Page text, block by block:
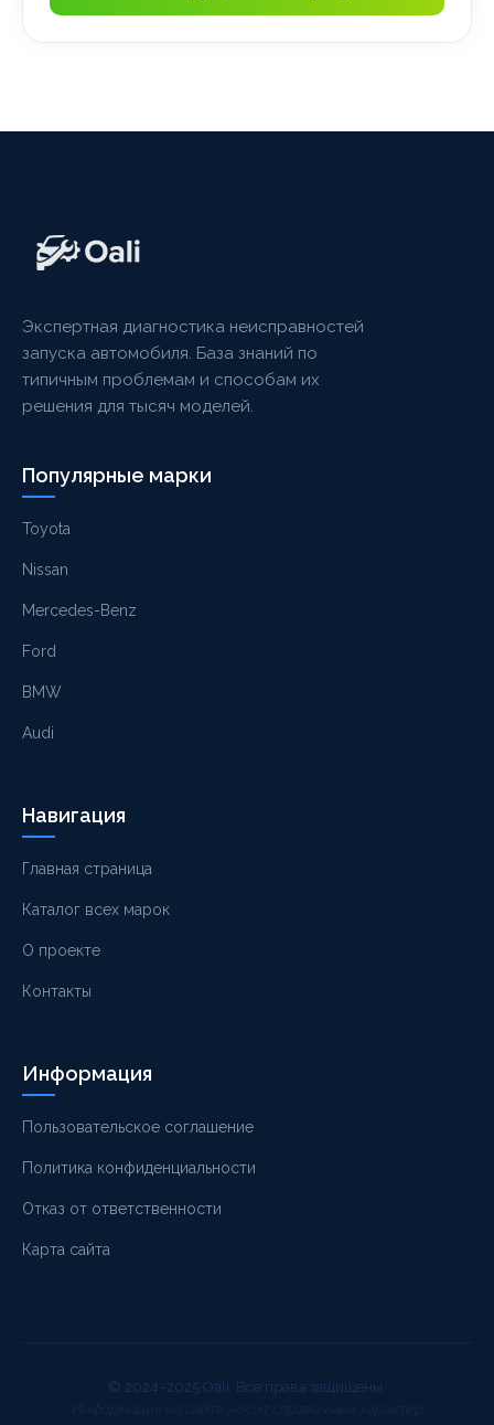
Экспертная диагностика неисправностей
запуска автомобиля. База знаний по
типичным проблемам и способам их
решения для тысяч моделей.
Популярные марки
Toyota
Nissan
Mercedes-Benz
Ford
BMW
Audi
Навигация
Главная страница
Каталог всех марок
О проекте
Контакты
Информация
Пользовательское соглашение
Политика конфиденциальности
Отказ от ответственности
Карта сайта
© 2024–2025 Oali. Все права защищены.